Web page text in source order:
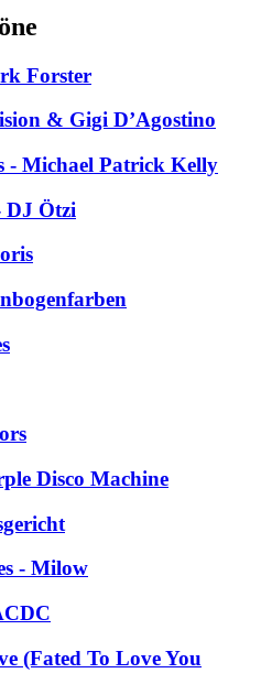
Forster
& Gigi D’Agostino
- Michael Patrick Kelly
DJ Ötzi
Disco Machine
- Milow
(Fated To Love You